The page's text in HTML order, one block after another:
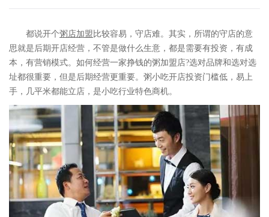
都说开个粥店加盟 比较容易，守店难。其实，所谓的守店的意
思就是后期开店经营，不管是做什么生意，都是需要有投资，有成
本，有营销模式。如何经营一家挣钱的粥加盟店?选对品牌和选对选
址都很重要，但是后期经营更重要。粥小吃开店投资门槛低，易上
手，几平米都能立店，是小吃行业特色商机。